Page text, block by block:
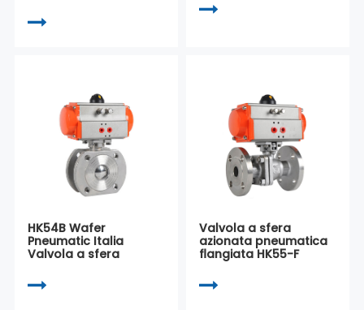
HK54B Wafer
Pneumatic Italia
Valvola a sfera
Valvola a sfera
azionata pneumatica
flangiata HK55-F